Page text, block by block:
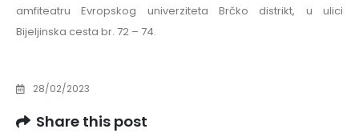
amfiteatru Evropskog univerziteta Brčko distrikt, u ulici
Bijeljinska cesta br. 72 – 74.
28/02/2023
Share this post